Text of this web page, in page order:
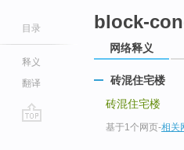
目录
释义
翻译
block-
网络释义
砖混住宅楼
砖混住宅楼
基于1个网页-相关